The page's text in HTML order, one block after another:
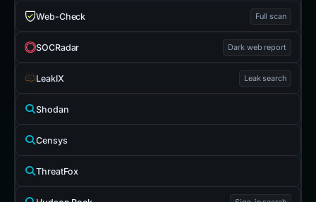
Web-Check Full scan
SOCRadar Dark web report
LeakIX Leak search
Shodan
Censys
ThreatFox